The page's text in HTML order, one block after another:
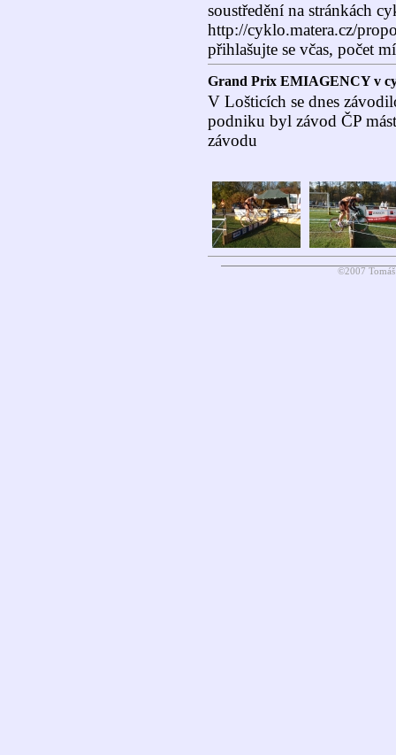
soustředění na stránkách
http://cyklo.matera.cz/
přihlašujte se včas, počet
Grand Prix EMIAGENCY v
V Lošticích se dnes
podniku byl závod ČP
závodu
©2007